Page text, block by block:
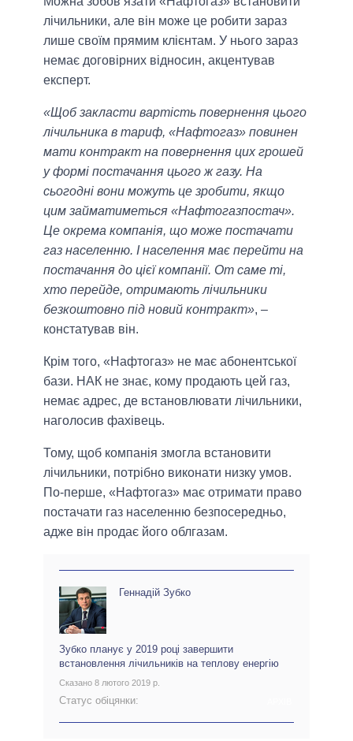
лічильники, але він може це робити зараз
лише своїм прямим клієнтам. У нього зараз
немає договірних відносин, акцентував
експерт.
«Щоб закласти вартість повернення цього
лічильника в тариф, «Нафтогаз» повинен
мати контракт на повернення цих грошей
у формі постачання цього ж газу. На
сьогодні вони можуть це зробити, якщо
цим займатиметься «Нафтогазпостач».
Це окрема компанія, що може постачати
газ населенню. І населення має перейти на
постачання до цієї компанії. От саме ті,
хто перейде, отримають лічильники
безкоштовно під новий контракт», –
констатував він.
Крім того, «Нафтогаз» не має абонентської
бази. НАК не знає, кому продають цей газ,
немає адрес, де встановлювати лічильники,
наголосив фахівець.
Тому, щоб компанія змогла встановити
лічильники, потрібно виконати низку умов.
По-перше, «Нафтогаз» має отримати право
постачати газ населенню безпосередньо,
адже він продає його облгазам.
Геннадій Зубко
Зубко планує у 2019 році завершити
встановлення лічильників на теплову енергію
Сказано 8 лютого 2019 р.
Статус обіцянки: